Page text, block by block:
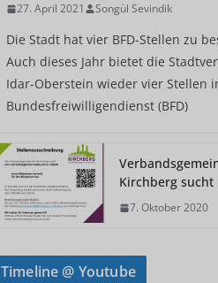
27. April 2021 Songül Sevindik
Die Stadt hat vier BFD-Stellen zu
Auch dieses Jahr bietet die
Idar-Oberstein wieder vier Stellen
Bundesfreiwilligendienst (BFD)
Kirchberg sucht
7. Oktober 2020
Timeline @ Youtube